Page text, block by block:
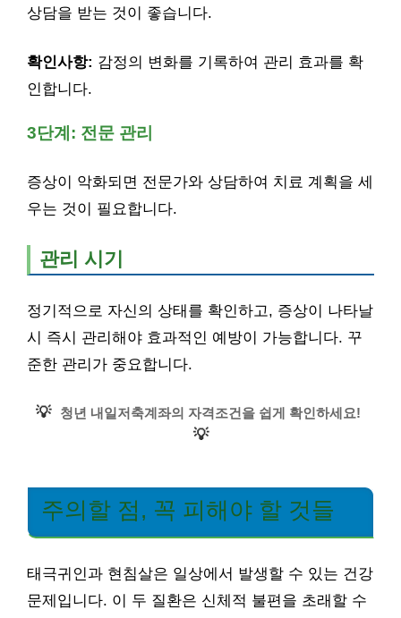
상담을 받는 것이 좋습니다.
확인사항: 감정의 변화를 기록하여 관리 효과를 확
인합니다.
3단계: 전문 관리
증상이 악화되면 전문가와 상담하여 치료 계획을 세
우는 것이 필요합니다.
관리 시기
정기적으로 자신의 상태를 확인하고, 증상이 나타날
시 즉시 관리해야 효과적인 예방이 가능합니다. 꾸
준한 관리가 중요합니다.
💡 청년 내일저축계좌의 자격조건을 쉽게 확인하세요!
💡
주의할 점, 꼭 피해야 할 것들
태극귀인과 현침살은 일상에서 발생할 수 있는 건강
문제입니다. 이 두 질환은 신체적 불편을 초래할 수